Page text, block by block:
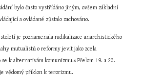
bylo často vystřídáno jiným, ovšem základní
a ovládané zůstalo zachováno.
je poznamenala radikalizace anarchistického
mutualistů o reformy jevit jako zcela
k alternativám komunizmu.6 Přelom 19. a 20.
vědomý příklon k terorizmu.